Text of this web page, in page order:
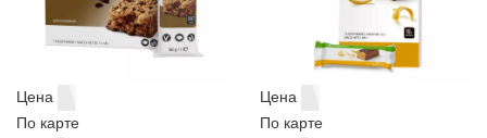
Цена
По карте
Цена
По карте